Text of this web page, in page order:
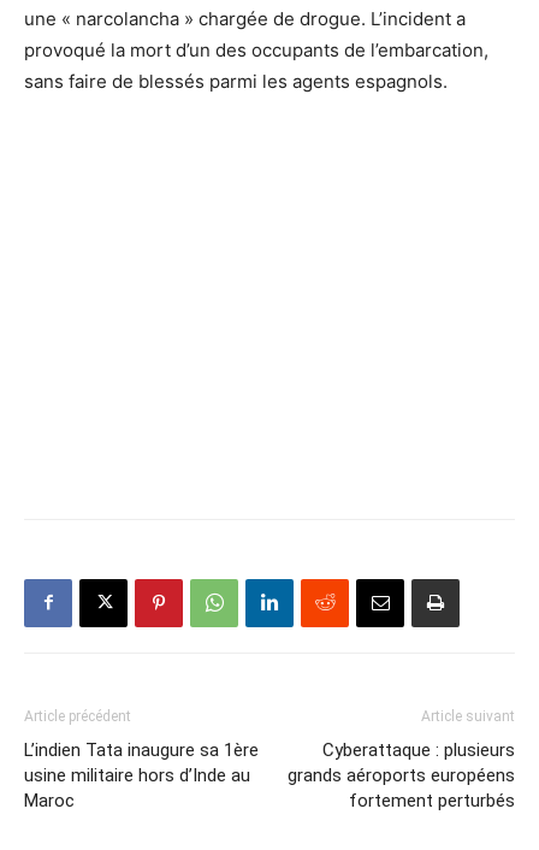
une « narcolancha » chargée de drogue. L’incident a
provoqué la mort d’un des occupants de l’embarcation,
sans faire de blessés parmi les agents espagnols.
Article précédent
L’indien Tata inaugure sa 1ère
usine militaire hors d’Inde au
Maroc
Article suivant
Cyberattaque : plusieurs
grands aéroports européens
fortement perturbés